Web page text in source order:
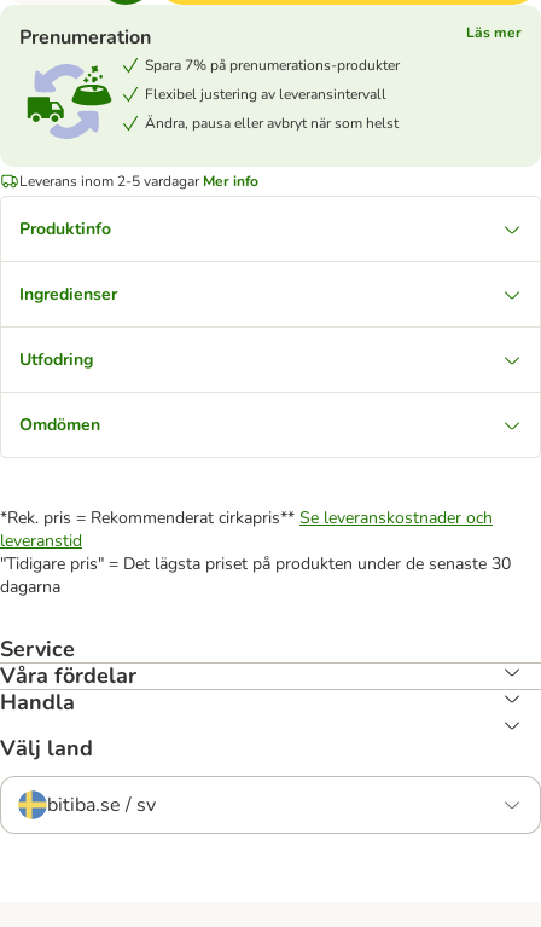
Prenumeration
Läs mer
Spara 7% på prenumerations-produkter
Flexibel justering av leveransintervall
Ändra, pausa eller avbryt när som helst
Leverans inom 2-5 vardagar Mer info
Produktinfo
Ingredienser
Utfodring
Omdömen
*Rek. pris = Rekommenderat cirkapris** Se leveranskostnader och
leveranstid
"Tidigare pris" = Det lägsta priset på produkten under de senaste 30
dagarna
Service
Våra fördelar
Handla
Välj land
bitiba.se / sv